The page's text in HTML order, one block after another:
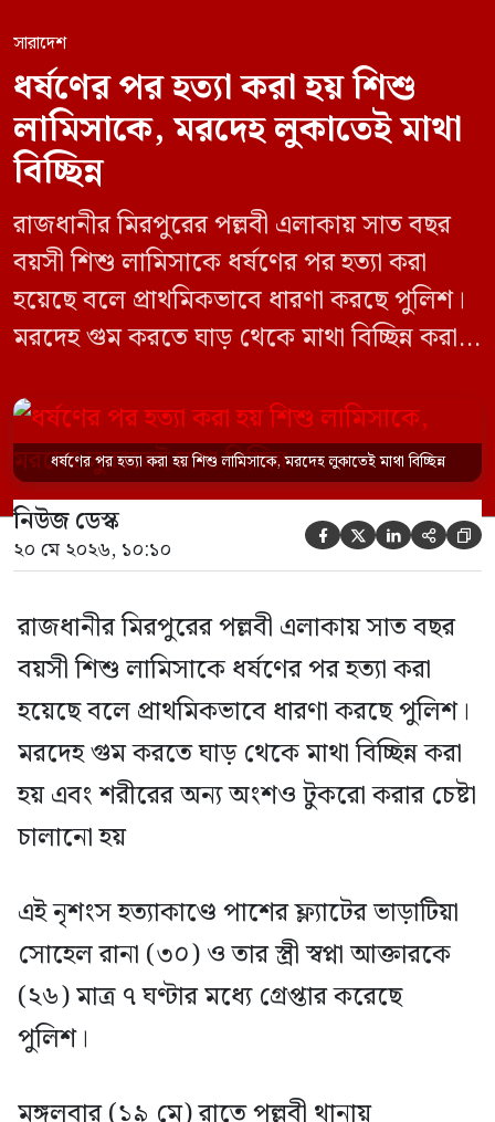
সারাদেশ
ধর্ষণের পর হত্যা করা হয় শিশু
লামিসাকে, মরদেহ লুকাতেই মাথা
বিচ্ছিন্ন
রাজধানীর মিরপুরের পল্লবী এলাকায় সাত বছর
বয়সী শিশু লামিসাকে ধর্ষণের পর হত্যা করা
হয়েছে বলে প্রাথমিকভাবে ধারণা করছে পুলিশ।
মরদেহ গুম করতে ঘাড় থেকে মাথা বিচ্ছিন্ন করা
চালানো হয় এই নৃশংস হত্যাকাণ্ডে পাশের ফ্ল্যাটের
ভাড়াটিয়া সোহেল রানা (৩০) ও তার স্ত্রী স্বপ্না
আক্তারকে (২৬) মাত্র ৭ ঘণ্টার […]
ধর্ষণের পর হত্যা করা হয় শিশু লামিসাকে, মরদেহ লুকাতেই মাথা বিচ্ছিন্ন
নিউজ ডেস্ক
২০ মে ২০২৬, ১০:১০     
রাজধানীর মিরপুরের পল্লবী এলাকায় সাত বছর
বয়সী শিশু লামিসাকে ধর্ষণের পর হত্যা করা
হয়েছে বলে প্রাথমিকভাবে ধারণা করছে পুলিশ।
মরদেহ গুম করতে ঘাড় থেকে মাথা বিচ্ছিন্ন করা
হয় এবং শরীরের অন্য অংশও টুকরো করার চেষ্টা
চালানো হয়
এই নৃশংস হত্যাকাণ্ডে পাশের ফ্ল্যাটের ভাড়াটিয়া
সোহেল রানা (৩০) ও তার স্ত্রী স্বপ্না আক্তারকে
(২৬) মাত্র ৭ ঘণ্টার মধ্যে গ্রেপ্তার করেছে
পুলিশ।